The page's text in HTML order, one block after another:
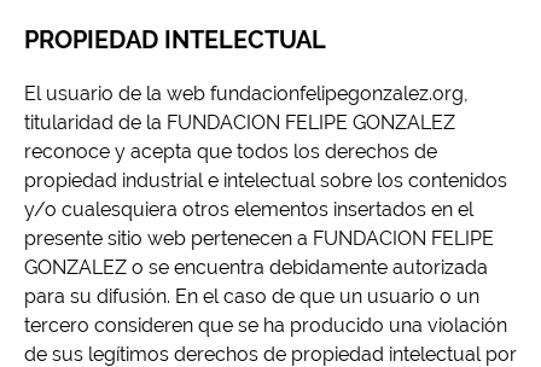
PROPIEDAD INTELECTUAL
El usuario de la web fundacionfelipegonzalez.org,
titularidad de la FUNDACION FELIPE GONZALEZ
reconoce y acepta que todos los derechos de
propiedad industrial e intelectual sobre los contenidos
y/o cualesquiera otros elementos insertados en el
presente sitio web pertenecen a FUNDACION FELIPE
GONZALEZ o se encuentra debidamente autorizada
para su difusión. En el caso de que un usuario o un
tercero consideren que se ha producido una violación
de sus legítimos derechos de propiedad intelectual por